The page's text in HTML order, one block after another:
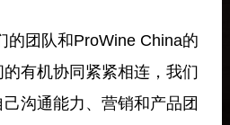
的团队和ProWine China的
有机协同紧紧相连，我们
沟通能力、营销和产品团